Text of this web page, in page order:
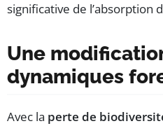
significative de l’absorption
Une
dynamiques
Avec la perte de